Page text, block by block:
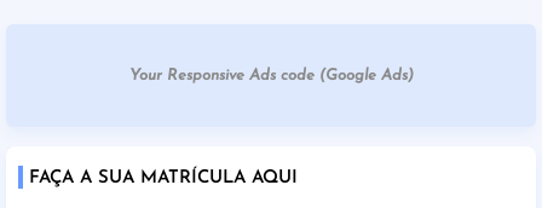
Your Responsive Ads code (Google Ads)
FAÇA A SUA MATRÍCULA AQUI